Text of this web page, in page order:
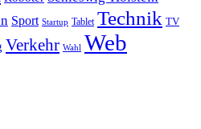
Sport Startup Tablet Technik TV
Verkehr Wahl Web